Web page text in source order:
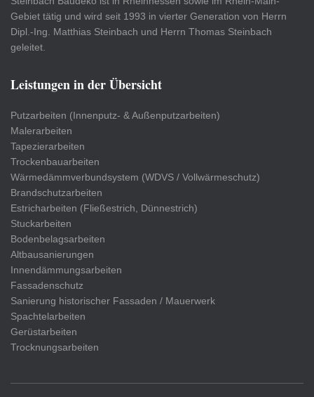
Gebiet tätig und wird seit 1993 in vierter Generation von Herrn
Dipl.-Ing. Matthias Steinbach und Herrn Thomas Steinbach
geleitet.
Leistungen in der Übersicht
Putzarbeiten (Innenputz- & Außenputzarbeiten)
Malerarbeiten
Tapezierarbeiten
Trockenbauarbeiten
Wärmedämmverbundsystem (WDVS / Vollwärmeschutz)
Brandschutzarbeiten
Estricharbeiten (Fließestrich, Dünnestrich)
Stuckarbeiten
Bodenbelagsarbeiten
Altbausanierungen
Innendämmungsarbeiten
Fassadenschutz
Sanierung historischer Fassaden / Mauerwerk
Spachtelarbeiten
Gerüstarbeiten
Trocknungsarbeiten